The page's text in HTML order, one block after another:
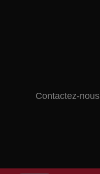
Contactez-nous